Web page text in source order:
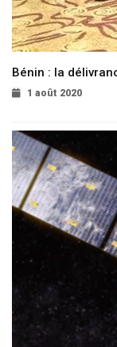
Bénin : la
1 août 2020